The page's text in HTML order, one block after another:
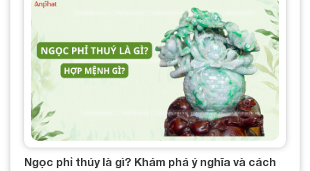
Ngọc phỉ thúy là gì? Khám phá ý nghĩa và cách